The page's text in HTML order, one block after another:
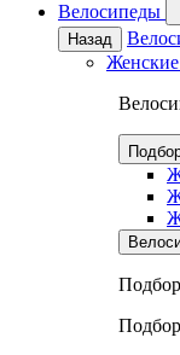
Велосипеды
Назад